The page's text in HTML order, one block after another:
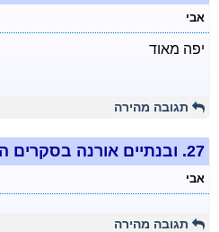
אבי
יפה מאוד
תגובה מהירה
27. ובנתיים אורנה
אבי
תגובה מהירה